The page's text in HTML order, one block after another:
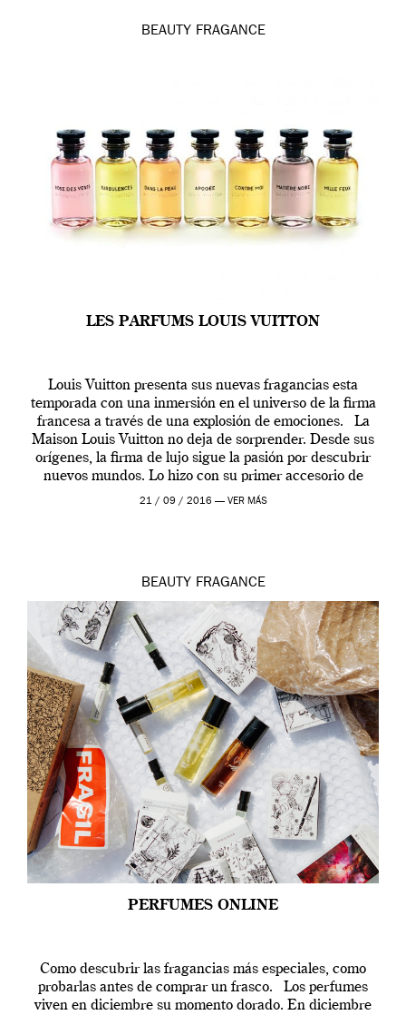
BEAUTY FRAGANCE
LES PARFUMS LOUIS VUITTON
Louis Vuitton presenta sus nuevas fragancias esta
temporada con una inmersión en el universo de la firma
francesa a través de una explosión de emociones. La
Maison Louis Vuitton no deja de sorprender. Desde sus
orígenes, la firma de lujo sigue la pasión por descubrir
nuevos mundos. Lo hizo con su primer accesorio de
viaje, el […]
21 / 09 / 2016 — VER MÁS
BEAUTY FRAGANCE
PERFUMES ONLINE
Como descubrir las fragancias más especiales, como
probarlas antes de comprar un frasco. Los perfumes
viven en diciembre su momento dorado. En diciembre